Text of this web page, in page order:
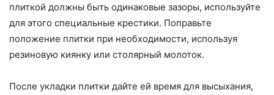
плиткой должны быть одинаковые зазоры, используйте
для этого специальные крестики. Поправьте
положение плитки при необходимости, используя
резиновую киянку или столярный молоток.
После укладки плитки дайте ей время для высыхания,